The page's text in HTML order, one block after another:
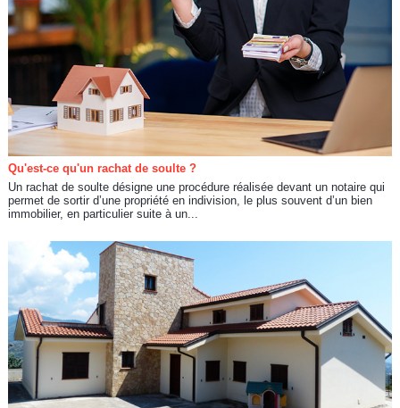
Qu'est-ce qu'un rachat de soulte ?
Un rachat de soulte désigne une procédure réalisée devant un notaire qui
permet de sortir d’une propriété en indivision, le plus souvent d’un bien
immobilier, en particulier suite à un...